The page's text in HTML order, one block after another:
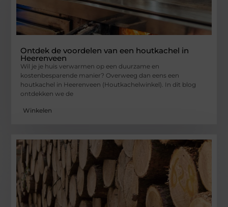
Ontdek de voordelen van een houtkachel in
Heerenveen
Wil je je huis verwarmen op een duurzame en
kostenbesparende manier? Overweeg dan eens een
houtkachel in Heerenveen (Houtkachelwinkel). In dit blog
ontdekken we de
Winkelen